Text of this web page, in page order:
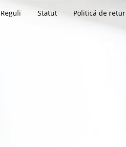
Reguli Statut Politică de retur